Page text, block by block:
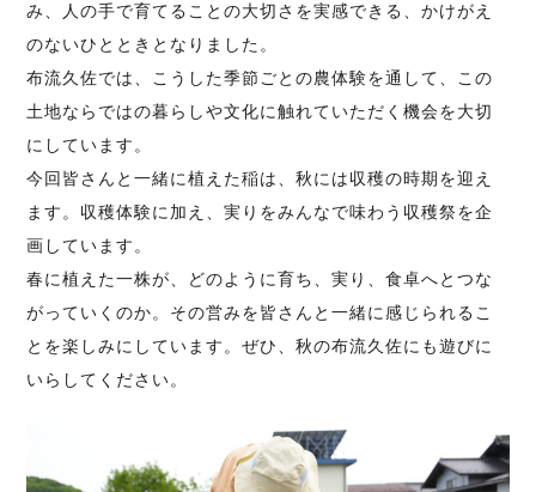
み、人の手で育てることの大切さを実感できる、かけがえ
のないひとときとなりました。
布流久佐では、こうした季節ごとの農体験を通して、この
土地ならではの暮らしや文化に触れていただく機会を大切
にしています。
今回皆さんと一緒に植えた稲は、秋には収穫の時期を迎え
ます。収穫体験に加え、実りをみんなで味わう収穫祭を企
画しています。
春に植えた一株が、どのように育ち、実り、食卓へとつな
がっていくのか。その営みを皆さんと一緒に感じられるこ
とを楽しみにしています。ぜひ、秋の布流久佐にも遊びに
いらしてください。